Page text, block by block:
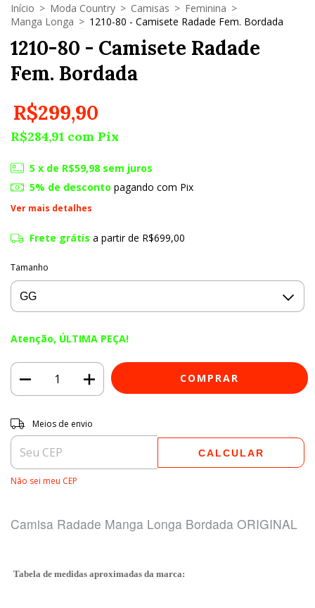
Início > Moda Country > Camisas > Feminina >
Manga Longa > 1210-80 - Camisete Radade Fem. Bordada
1210-80 - Camisete Radade
Fem. Bordada
R$299,90
R$284,91 com Pix
5 x de R$59,98 sem juros
5% de desconto pagando com Pix
Ver mais detalhes
Frete grátis a partir de R$699,00
Tamanho
Atenção, ÚLTIMA PEÇA!
Entregas para o CEP:
Meios de envio
CALCULAR
Não sei meu CEP
Camisa Radade Manga Longa Bordada ORIGINAL
Tabela de medidas aproximadas da marca: